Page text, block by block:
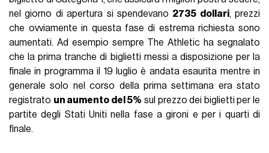
nel giorno di apertura si spendevano 2735 dollari, prezzi
che ovviamente in questa fase di estrema richiesta sono
aumentati. Ad esempio sempre The Athletic ha segnalato
che la prima tranche di biglietti messi a disposizione per la
finale in programma il 19 luglio è andata esaurita mentre in
generale solo nel corso della prima settimana era stato
registrato un aumento del 5% sul prezzo dei biglietti per le
partite degli Stati Uniti nella fase a gironi e per i quarti di
finale.